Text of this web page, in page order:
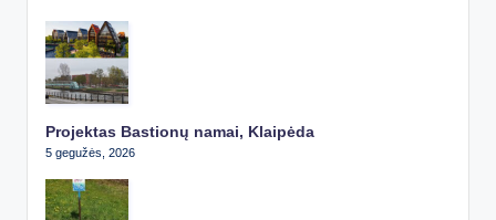
Projektas Bastionų namai, Klaipėda
5 gegužės, 2026